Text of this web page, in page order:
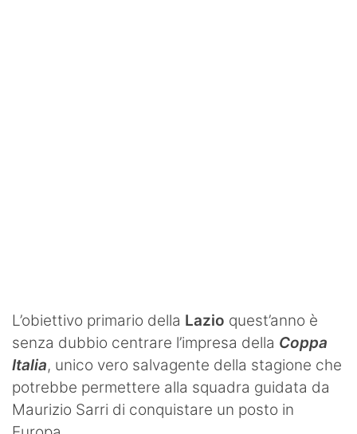
L’obiettivo primario della Lazio quest’anno è
senza dubbio centrare l’impresa della Coppa
Italia, unico vero salvagente della stagione che
potrebbe permettere alla squadra guidata da
Maurizio Sarri di conquistare un posto in